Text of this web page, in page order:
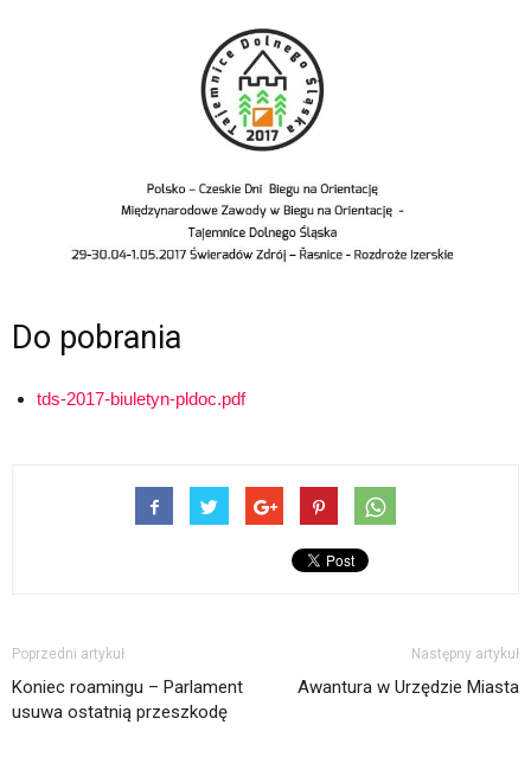
Do pobrania
tds-2017-biuletyn-pldoc.pdf
Poprzedni artykuł
Koniec roamingu – Parlament
usuwa ostatnią przeszkodę
Następny artykuł
Awantura w Urzędzie Miasta